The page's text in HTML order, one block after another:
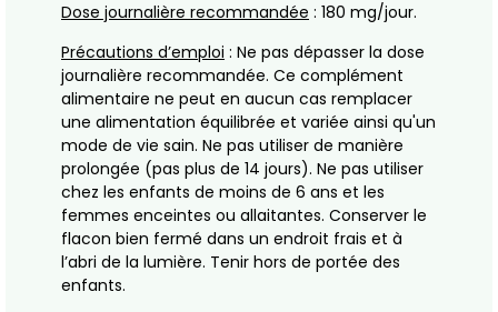
Dose journalière recommandée : 180 mg/jour.
Précautions d’emploi : Ne pas dépasser la dose
journalière recommandée. Ce complément
alimentaire ne peut en aucun cas remplacer
une alimentation équilibrée et variée ainsi qu'un
mode de vie sain. Ne pas utiliser de manière
prolongée (pas plus de 14 jours). Ne pas utiliser
chez les enfants de moins de 6 ans et les
femmes enceintes ou allaitantes. Conserver le
flacon bien fermé dans un endroit frais et à
l’abri de la lumière. Tenir hors de portée des
enfants.